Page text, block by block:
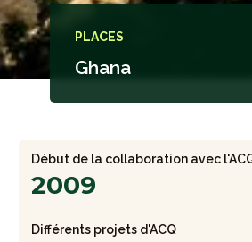
PLACES
Ghana
Début de la collaboration avec
2009
Différents projets d'ACQ